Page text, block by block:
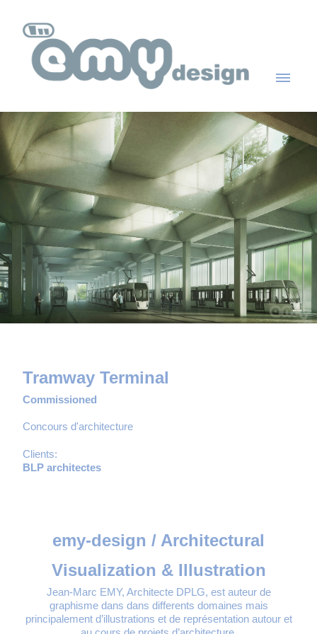
Tramway Terminal
Commissioned
Concours d'architecture
Clients:
BLP architectes
emy-design / Architectural
Visualization & Illustration
Jean-Marc EMY, Architecte DPLG, est auteur de
graphisme dans dans differents domaines mais
principalement d’illustrations et de représentation autour et